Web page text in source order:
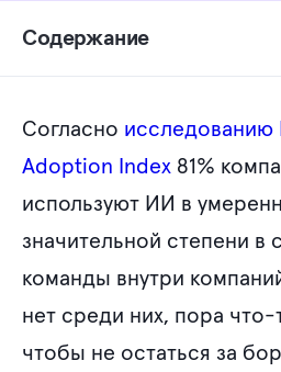
Содержание
Что будет, если делегировать
интеллекту?
Как внедрять AI в e-commerce
Так какой следующий шаг?
Согласно исследованию
Adoption Index 81%
используют ИИ в
значительной степени в
команды внутри
нет среди них, пора
чтобы не остаться за